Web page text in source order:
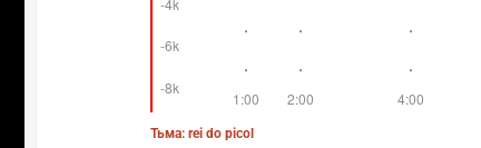
Тьма: rei do picol